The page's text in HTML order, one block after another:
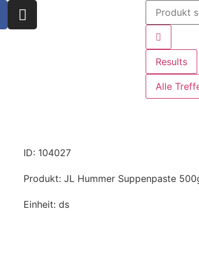
Results
Alle
ID: 104027
Produkt: JL Hummer Suppenpaste
Einheit: ds